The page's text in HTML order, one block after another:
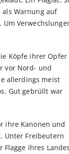
Warnung auf
Köpfe ihrer Opfer
vor Nord- und
allerdings meist
Gut gebrüllt war
ihre Kanonen und
Unter Freibeutern
ihres